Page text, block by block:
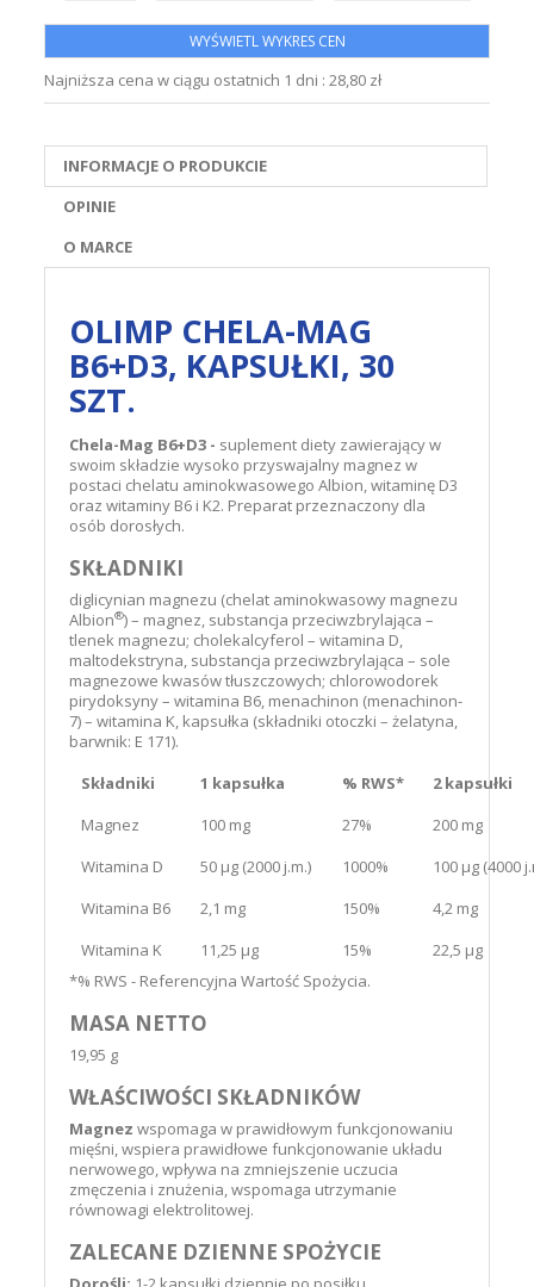
WYŚWIETL WYKRES CEN
Najniższa cena w ciągu ostatnich 1 dni : 28,80 zł
INFORMACJE O PRODUKCIE
OPINIE
O MARCE
OLIMP CHELA-MAG
B6+D3, KAPSUŁKI, 30
SZT.
Chela-Mag B6+D3 - suplement diety zawierający w
swoim składzie wysoko przyswajalny magnez w
postaci chelatu aminokwasowego Albion, witaminę D3
oraz witaminy B6 i K2. Preparat przeznaczony dla
osób dorosłych.
SKŁADNIKI
diglicynian magnezu (chelat aminokwasowy magnezu
Albion®) – magnez, substancja przeciwzbrylająca –
tlenek magnezu; cholekalcyferol – witamina D,
maltodekstryna, substancja przeciwzbrylająca – sole
magnezowe kwasów tłuszczowych; chlorowodorek
pirydoksyny – witamina B6, menachinon (menachinon-
7) – witamina K, kapsułka (składniki otoczki – żelatyna,
barwnik: E 171).
Składniki
1 kapsułka % RWS*
2 kapsułki
Magnez
100 mg 27%
200 mg
Witamina D
50 µg (2000 j.m.) 1000%
100 µg (4000
Witamina B6
2,1 mg 150%
4,2 mg
Witamina K
11,25 µg 15%
22,5 µg
*% RWS - Referencyjna Wartość Spożycia.
MASA NETTO
19,95 g
WŁAŚCIWOŚCI SKŁADNIKÓW
Magnezwspomaga w prawidłowym funkcjonowaniu
mięśni, wspiera prawidłowe funkcjonowanie układu
nerwowego, wpływa na zmniejszenie uczucia
zmęczenia i znużenia, wspomaga utrzymanie
równowagi elektrolitowej.
ZALECANE DZIENNE SPOŻYCIE